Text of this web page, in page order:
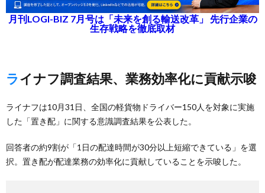
月刊LOGI-BIZ 7月号は「未来を創る輸送改革」 先行企業の
生存戦略を徹底取材
ライナフ調査結果、業務効率化に貢献示唆
ライナフは10月31日、全国の軽貨物ドライバー150人を対象に実施
した「置き配」に関する意識調査結果を公表した。
回答者の約9割が「1日の配達時間が30分以上短縮できている」を選
択。置き配が配達業務の効率化に貢献していることを示唆した。